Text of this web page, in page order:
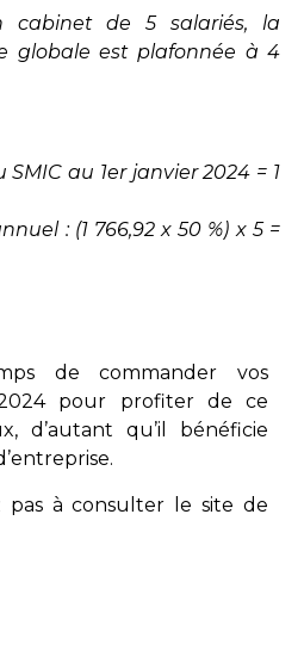
cabinet de 5 salariés, la
globale est plafonnée à 4
au 1er janvier 2024 = 1
: (1 766,92 x 50 %) x 5 =
de commander vos
2024 pour profiter de ce
d’autant qu’il bénéficie
pas à consulter le site de